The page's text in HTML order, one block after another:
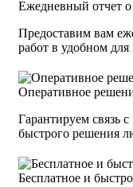
Ежедневный отчет
Предоставим вам
работ в удобном для
Оперативное
Гарантируем связь
быстрого решения
Бесплатное и